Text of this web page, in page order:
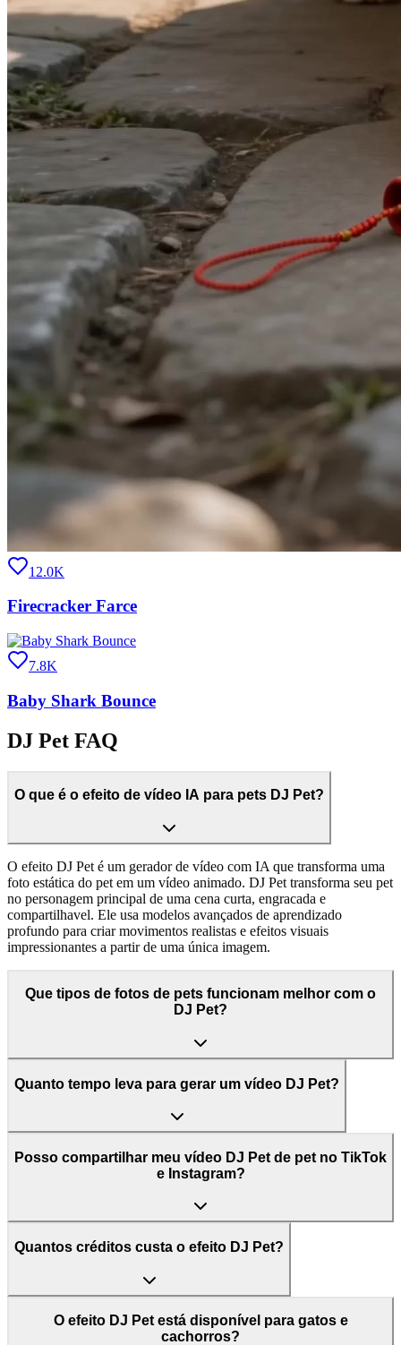
12.0K
Firecracker Farce
7.8K
Baby Shark Bounce
DJ Pet FAQ
O que é o efeito de vídeo IA para pets DJ Pet?
O efeito DJ Pet é um gerador de vídeo com IA que transforma uma
foto estática do pet em um vídeo animado. DJ Pet transforma seu pet
no personagem principal de uma cena curta, engracada e
compartilhavel. Ele usa modelos avançados de aprendizado
profundo para criar movimentos realistas e efeitos visuais
impressionantes a partir de uma única imagem.
Que tipos de fotos de pets funcionam melhor com o
DJ Pet?
Quanto tempo leva para gerar um vídeo DJ Pet?
Posso compartilhar meu vídeo DJ Pet de pet no TikTok
e Instagram?
Quantos créditos custa o efeito DJ Pet?
O efeito DJ Pet está disponível para gatos e
cachorros?